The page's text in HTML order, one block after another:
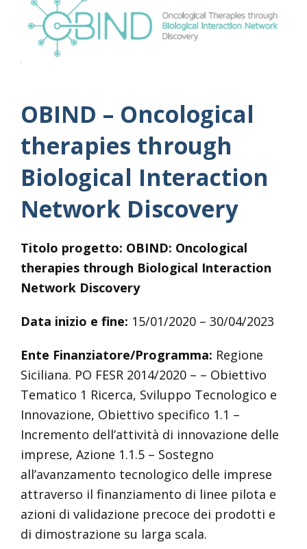
OBIND – Oncological
therapies through
Biological Interaction
Network Discovery
Titolo progetto: OBIND: Oncological
therapies through Biological Interaction
Network Discovery
Data inizio e fine: 15/01/2020 – 30/04/2023
Ente Finanziatore/Programma: Regione
Siciliana. PO FESR 2014/2020 – – Obiettivo
Tematico 1 Ricerca, Sviluppo Tecnologico e
Innovazione, Obiettivo specifico 1.1 –
Incremento dell’attività di innovazione delle
imprese, Azione 1.1.5 – Sostegno
all’avanzamento tecnologico delle imprese
attraverso il finanziamento di linee pilota e
azioni di validazione precoce dei prodotti e
di dimostrazione su larga scala.